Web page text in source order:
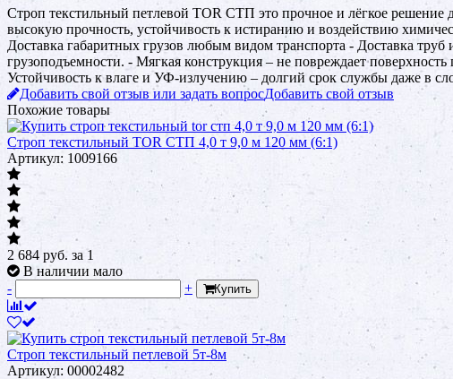
Строп текстильный петлевой TOR СТП это прочное и лёгкое решение
высокую прочность, устойчивость к истиранию и воздействию
Доставка габаритных грузов любым видом транспорта - Доставка
грузоподъемности. - Мягкая конструкция – не повреждает
Устойчивость к влаге и УФ-излучению – долгий срок службы даже в
Добавить свой отзыв или задать вопросДобавить свой отзыв
Похожие товары
Строп текстильный TOR СТП 4,0 т 9,0 м 120 мм (6:1)
Артикул: 1009166
2 684 руб. за 1
В наличии мало
-
+ Купить
Строп текстильный петлевой 5т-8м
Артикул: 00002482